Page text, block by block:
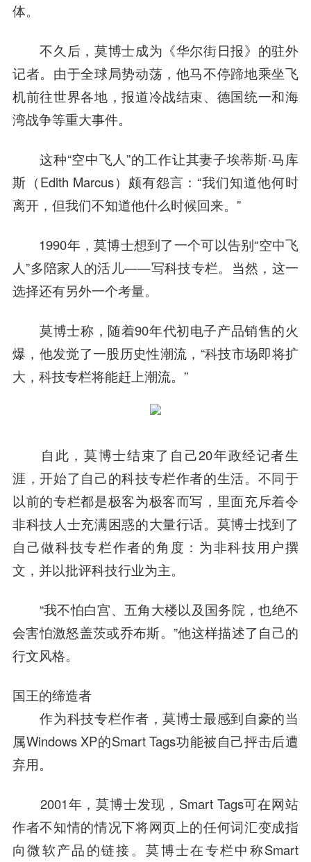
体。
不久后，莫博士成为《华尔街日报》的驻外
记者。由于全球局势动荡，他马不停蹄地乘坐飞
机前往世界各地，报道冷战结束、德国统一和海
湾战争等重大事件。
这种“空中飞人”的工作让其妻子埃蒂斯·马库
斯（Edith Marcus）颇有怨言：“我们知道他何时
离开，但我们不知道他什么时候回来。”
1990年，莫博士想到了一个可以告别“空中飞
人”多陪家人的活儿——写科技专栏。当然，这一
选择还有另外一个考量。
莫博士称，随着90年代初电子产品销售的火
爆，他发觉了一股历史性潮流，“科技市场即将扩
大，科技专栏将能赶上潮流。”
自此，莫博士结束了自己20年政经记者生
涯，开始了自己的科技专栏作者的生活。不同于
以前的专栏都是极客为极客而写，里面充斥着令
非科技人士充满困惑的大量行话。莫博士找到了
自己做科技专栏作者的角度： 为非科技用户撰
文，并以批评科技行业为主。
“我不怕白宫、五角大楼以及国务院，也绝不
会害怕激怒盖茨或乔布斯。”他这样描述了自己的
行文风格。
国王的缔造者
作为科技专栏作者，莫博士最感到自豪的当
属Windows XP的Smart Tags功能被自己抨击后遭
弃用。
2001年，莫博士发现，Smart Tags可在网站
作者不知情的情况下将网页上的任何词汇变成指
向微软产品的链接。莫博士在专栏中称Smart